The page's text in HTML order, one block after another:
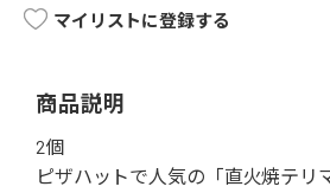
マイリストに登録する
商品説明
2個
ピザハットで人気の「直火焼テリ